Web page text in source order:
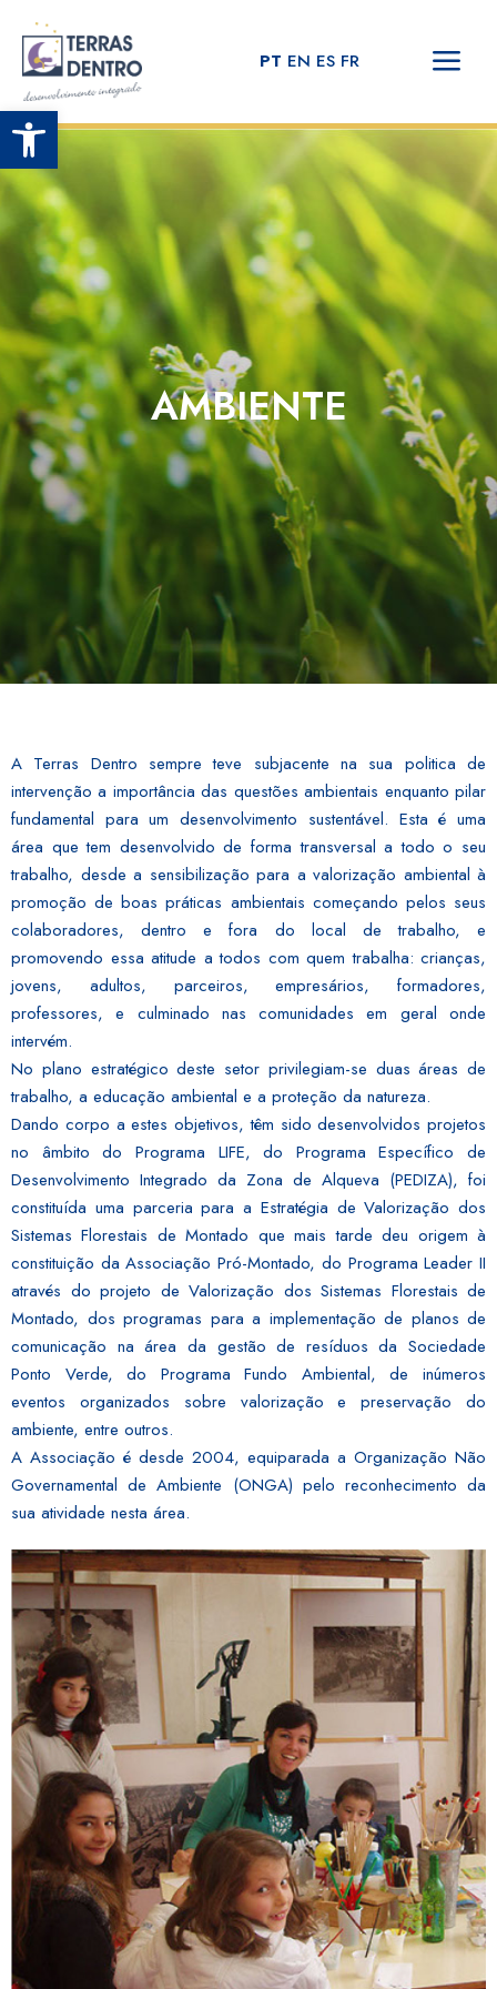
Open toolbar
PT EN ES FR
AMBIENTE
A Terras Dentro sempre teve subjacente na sua politica de
intervenção a importância das questões ambientais enquanto pilar
fundamental para um desenvolvimento sustentável. Esta é uma
área que tem desenvolvido de forma transversal a todo o seu
trabalho, desde a sensibilização para a valorização ambiental à
promoção de boas práticas ambientais começando pelos seus
colaboradores, dentro e fora do local de trabalho, e
promovendo essa atitude a todos com quem trabalha: crianças,
jovens, adultos, parceiros, empresários, formadores,
professores, e culminado nas comunidades em geral onde
intervém.
No plano estratégico deste setor privilegiam-se duas áreas de
trabalho, a educação ambiental e a proteção da natureza.
Dando corpo a estes objetivos, têm sido desenvolvidos projetos
no âmbito do Programa LIFE, do Programa Específico de
Desenvolvimento Integrado da Zona de Alqueva (PEDIZA), foi
constituída uma parceria para a Estratégia de Valorização dos
Sistemas Florestais de Montado que mais tarde deu origem à
constituição da Associação Pró-Montado, do Programa Leader II
através do projeto de Valorização dos Sistemas Florestais de
Montado, dos programas para a implementação de planos de
comunicação na área da gestão de resíduos da Sociedade
Ponto Verde, do Programa Fundo Ambiental, de inúmeros
eventos organizados sobre valorização e preservação do
ambiente, entre outros.
A Associação é desde 2004, equiparada a Organização Não
Governamental de Ambiente (ONGA) pelo reconhecimento da
sua atividade nesta área.